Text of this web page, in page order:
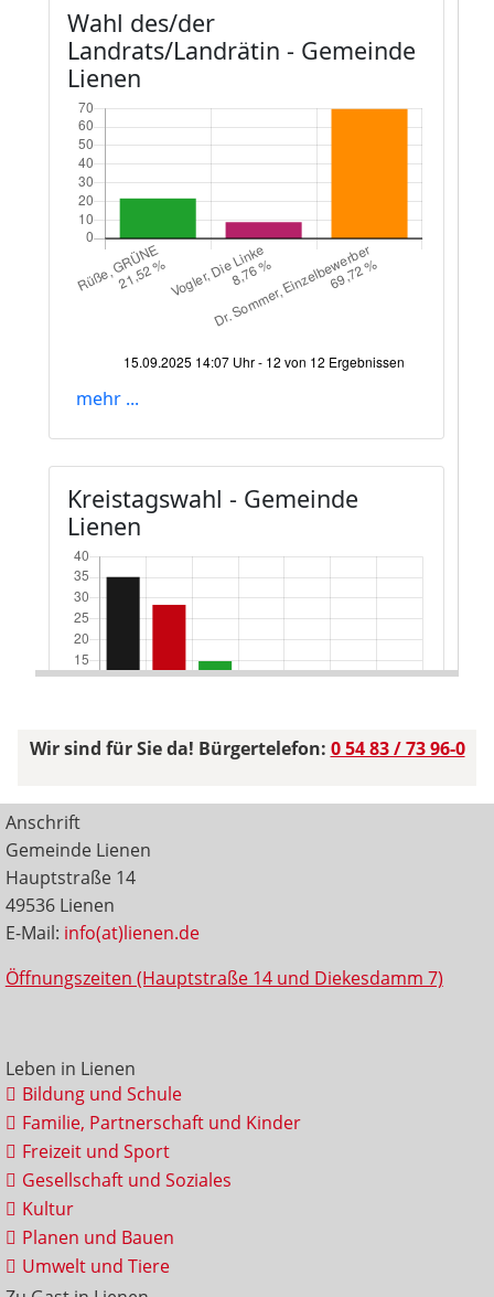
Wir sind für Sie da! Bürgertelefon: 0 54 83 / 73 96-0
Anschrift
Gemeinde Lienen
Hauptstraße 14
49536 Lienen
E-Mail: info(at)lienen.de
Öffnungszeiten (Hauptstraße 14 und Diekesdamm 7)
Leben in Lienen
Bildung und Schule
Familie, Partnerschaft und Kinder
Freizeit und Sport
Gesellschaft und Soziales
Kultur
Planen und Bauen
Umwelt und Tiere